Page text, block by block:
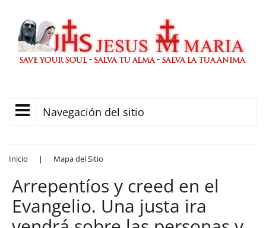
Navegación del sitio
Inicio | Mapa del Sitio
Arrepentíos y creed en el
Evangelio. Una justa ira